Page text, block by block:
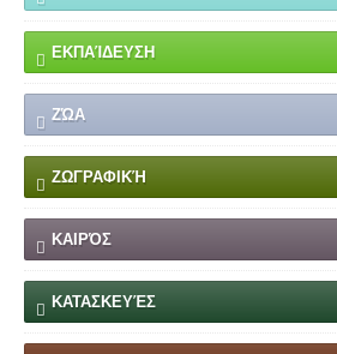
ΕΚΠΑΊΔΕΥΣΗ
ΖΏΑ
ΖΩΓΡΑΦΙΚΉ
ΚΑΙΡΌΣ
ΚΑΤΑΣΚΕΥΈΣ